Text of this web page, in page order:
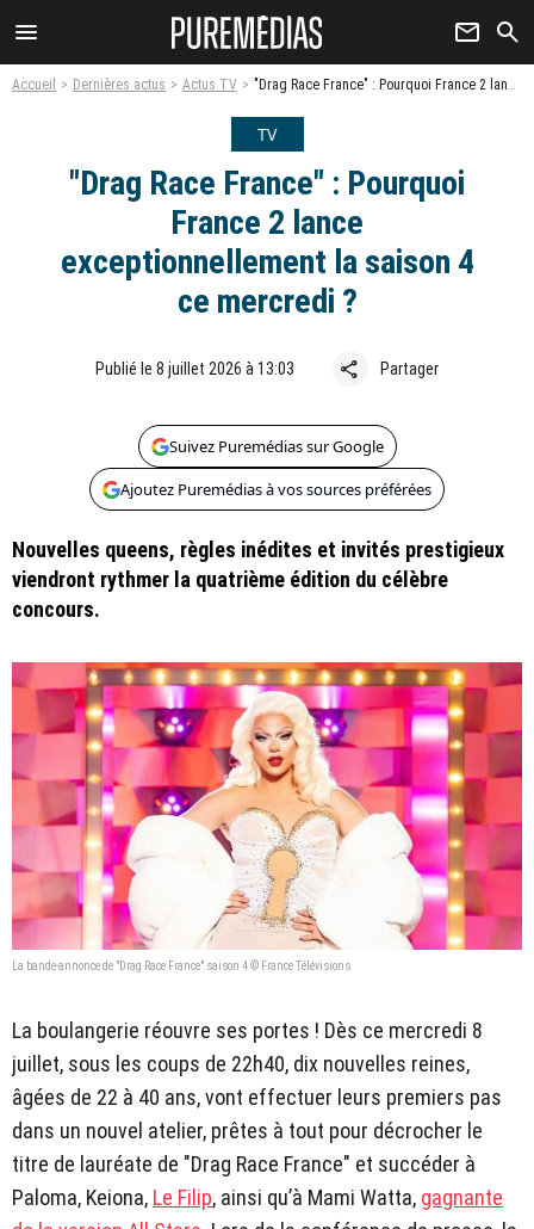
menu newsletter search
Accueil Dernières actus Actus TV "Drag Race France" : Pourquoi France 2 lance exceptionnellement la saison 4 ce mercredi ?
TV
"Drag Race France" : Pourquoi
France 2 lance
exceptionnellement la saison 4
ce mercredi ?
Publié le 8 juillet 2026 à 13:03 share Partager
Suivez Puremédias sur Google
Ajoutez Puremédias à vos sources préférées
Nouvelles queens, règles inédites et invités prestigieux
viendront rythmer la quatrième édition du célèbre
concours.
La bande-annonce de "Drag Race France" saison 4 © France Télévisions
La boulangerie réouvre ses portes ! Dès ce mercredi 8
juillet, sous les coups de 22h40, dix nouvelles reines,
âgées de 22 à 40 ans, vont effectuer leurs premiers pas
dans un nouvel atelier, prêtes à tout pour décrocher le
titre de lauréate de "Drag Race France" et succéder à
Paloma, Keiona, Le Filip, ainsi qu’à Mami Watta, gagnante